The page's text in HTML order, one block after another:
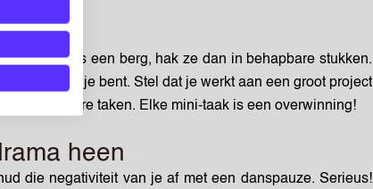
als een berg, hak ze dan in behapbare stukken.
de held die je bent. Stel dat je werkt aan een groot project
het in kleinere taken. Elke mini-taak is een overwinning!
heen
die negativiteit van je af met een danspauze. Serieus!